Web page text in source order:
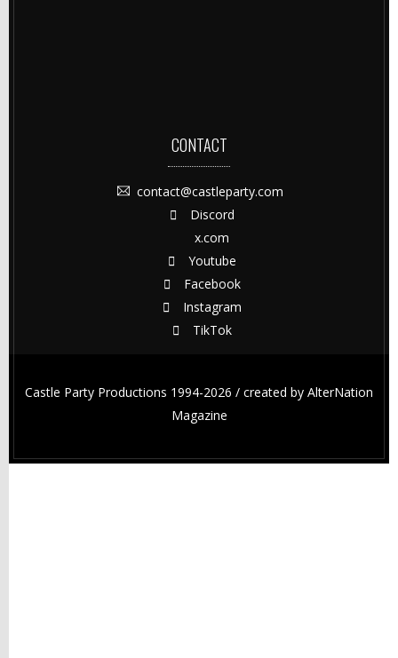
CONTACT
contact@castleparty.com
Discord
x.com
Youtube
Facebook
Instagram
TikTok
Castle Party Productions 1994-2026 / created by AlterNation
Magazine